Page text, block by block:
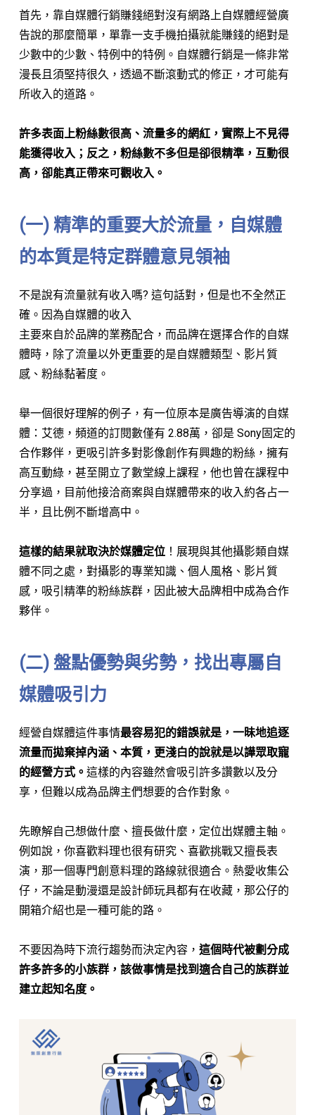
首先，靠自媒體行銷賺錢絕對沒有網路上自媒體經營廣
告說的那麼簡單，單靠一支手機拍攝就能賺錢的絕對是
少數中的少數、特例中的特例。自媒體行銷是一條非常
漫長且須堅持很久，透過不斷滾動式的修正，才可能有
所收入的道路。
許多表面上粉絲數很高、流量多的網紅，實際上不見得
能獲得收入；反之，粉絲數不多但是卻很精準，互動很
高，卻能真正帶來可觀收入。
(一) 精準的重要大於流量，自媒體
的本質是特定群體意見領袖
不是說有流量就有收入嗎? 這句話對，但是也不全然正
確。因為自媒體的收入
主要來自於品牌的業務配合，而品牌在選擇合作的自媒
體時，除了流量以外更重要的是自媒體類型、影片質
感、粉絲黏著度。
舉一個很好理解的例子，有一位原本是廣告導演的自媒
體：艾德，頻道的訂閱數僅有 2.88萬，卻是 Sony固定的
合作夥伴，更吸引許多對影像創作有興趣的粉絲，擁有
高互動綠，甚至開立了數堂線上課程，他也曾在課程中
分享過，目前他接洽商案與自媒體帶來的收入約各占一
半，且比例不斷增高中。
這樣的結果就取決於媒體定位 ！展現與其他攝影類自媒
體不同之處，對攝影的專業知識、個人風格、影片質
感，吸引精準的粉絲族群，因此被大品牌相中成為合作
夥伴。
(二) 盤點優勢與劣勢，找出專屬自
媒體吸引力
經營自媒體這件事情最容易犯的錯誤就是，一昧地追逐
流量而拋棄掉內涵、本質，更淺白的說就是以譁眾取寵
的經營方式。 這樣的內容雖然會吸引許多讚數以及分
享，但難以成為品牌主們想要的合作對象。
先瞭解自己想做什麼、擅長做什麼，定位出媒體主軸。
例如說，你喜歡料理也很有研究、喜歡挑戰又擅長表
演，那一個專門創意料理的路線就很適合。熱愛收集公
仔，不論是動漫還是設計師玩具都有在收藏，那公仔的
開箱介紹也是一種可能的路。
不要因為時下流行趨勢而決定內容， 這個時代被劃分成
許多許多的小族群，該做事情是找到適合自己的族群並
建立起知名度。